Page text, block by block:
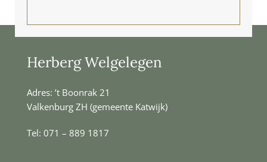
Herberg Welgelegen
Adres: ’t Boonrak 21
Valkenburg ZH (gemeente Katwijk)
Tel: 071 – 889 1817